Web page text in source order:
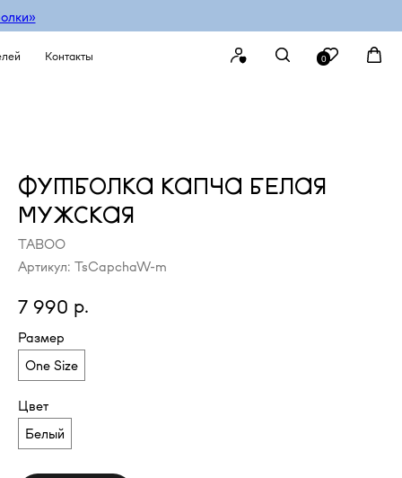
0
Контакты
ФУТБОЛКА КАПЧА БЕЛАЯ
МУЖСКАЯ
TABOO
Артикул: TsCapchaW-m
7 990 р.
Размер
One Size
Цвет
Белый